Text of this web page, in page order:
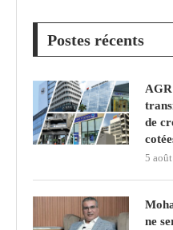
Postes récents
de
5
ne